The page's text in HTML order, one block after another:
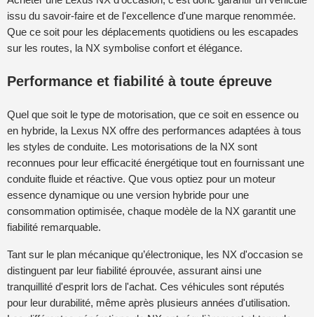
issu du savoir-faire et de l'excellence d'une marque renommée.
Que ce soit pour les déplacements quotidiens ou les escapades
sur les routes, la NX symbolise confort et élégance.
Performance et fiabilité à toute épreuve
Quel que soit le type de motorisation, que ce soit en essence ou
en hybride, la Lexus NX offre des performances adaptées à tous
les styles de conduite. Les motorisations de la NX sont
reconnues pour leur efficacité énergétique tout en fournissant une
conduite fluide et réactive. Que vous optiez pour un moteur
essence dynamique ou une version hybride pour une
consommation optimisée, chaque modèle de la NX garantit une
fiabilité remarquable.
Tant sur le plan mécanique qu’électronique, les NX d'occasion se
distinguent par leur fiabilité éprouvée, assurant ainsi une
tranquillité d'esprit lors de l'achat. Ces véhicules sont réputés
pour leur durabilité, même après plusieurs années d'utilisation.